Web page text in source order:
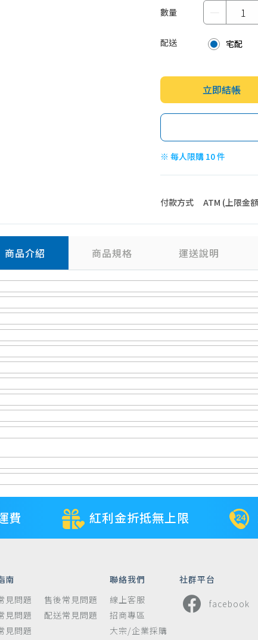
數量 －
配送 宅配
立即結帳
※ 每人限購 10 件
付款方式 ATM (上限金
商品介紹 商品規格 運送說明
費 紅利金折抵無上限
南
見問題
見問題
見問題
售後常見問題
配送常見問題
聯絡我們
線上客服
招商專區
大宗/企業採購
社群平台
facebook